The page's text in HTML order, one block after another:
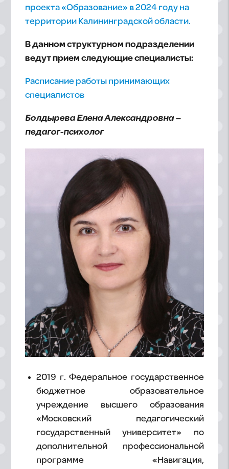
проекта «Образование» в 2024 году на
территории Калининградской области.
В данном структурном подразделении
ведут прием следующие специалисты:
Расписание работы принимающих
специалистов
Болдырева Елена Александровна –
педагог-психолог
2019 г. Федеральное государственное
бюджетное образовательное
учреждение высшего образования
«Московский педагогический
государственный университет» по
дополнительной профессиональной
программе «Навигация,